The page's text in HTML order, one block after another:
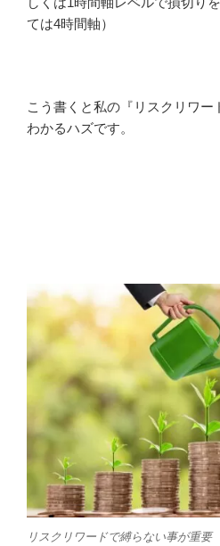
ては4時間軸）
こう書くと私の『リスクリワ
わかるハズです。
リスクリワードで縛らない事が重要